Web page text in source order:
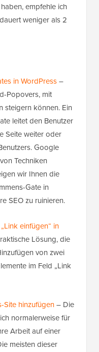
empfehle ich
weniger als 2
in WordPress–
Popovers, mit
steigern können. Ein
leitet den Benutzer
Seite weiter oder
Google
Techniken
wir Ihnen die
Gate in
SEO zu ruinieren.
einfügen“ in
Lösung, die
von zwei
im Feld „Link
Site hinzufügen– Die
normalerweise für
Arbeit auf einer
meisten dieser